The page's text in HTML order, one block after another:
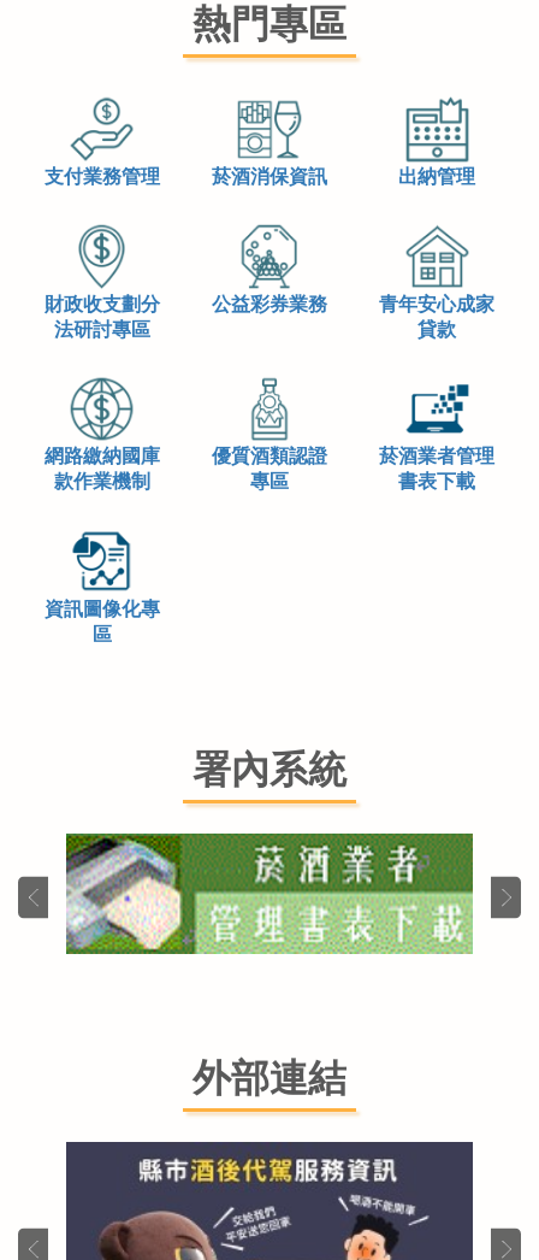
熱門專區
支付業務管理 菸酒消保資訊 出納管理
財政收支劃分
法研討專區
公益彩券業務
青年安心成家
貸款
網路繳納國庫
款作業機制
優質酒類認證
專區
菸酒業者管理
書表下載
資訊圖像化專
區
署內系統
外部連結